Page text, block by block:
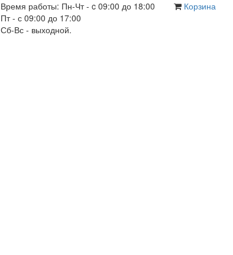
Время работы: Пн-Чт - c 09:00 до 18:00
Пт - с 09:00 до 17:00
Сб-Вс - выходной.
Корзина